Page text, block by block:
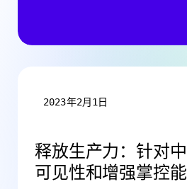
2023年2月1日
释放生产力：针对
可见性和增强掌控